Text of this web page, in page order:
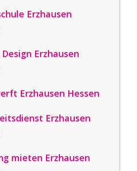
Erzhausen
Erzhausen
Erzhausen Hessen
Erzhausen
mieten Erzhausen